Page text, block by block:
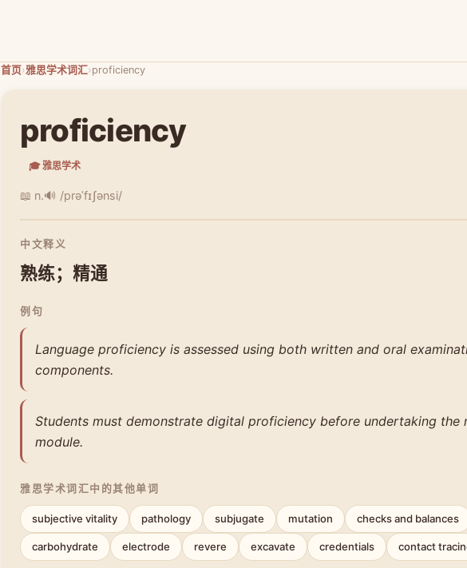
首页›雅思学术词汇›proficiency
proficiency
🎓 雅思学术
📖 n.🔊 /prəˈfɪʃənsi/
中文释义
熟练；精通
例句
Language proficiency is assessed using both written and oral
components.
Students must demonstrate digital proficiency before undertaking the
module.
雅思学术词汇中的其他单词
subjective vitality pathology subjugate mutation checks and balances
carbohydrate electrode revere excavate credentials contact